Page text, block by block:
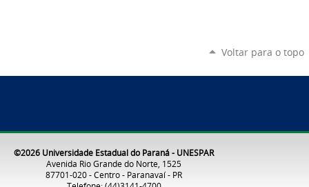
Voltar para o topo
©2026 Universidade Estadual do Paraná - UNESPAR
Avenida Rio Grande do Norte, 1525
87701-020 - Centro - Paranavaí - PR